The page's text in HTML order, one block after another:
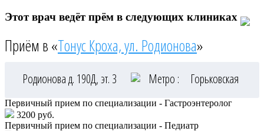
Этот врач ведёт прём в следующих клиниках
Приём в «Тонус Кроха, ул. Родионова»
Родионова д. 190Д, эт. 3 Метро : Горьковская
Первичный прием по специализации - Гастроэнтеролог
3200 руб.
Первичный прием по специализации - Педиатр